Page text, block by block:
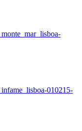
010215-